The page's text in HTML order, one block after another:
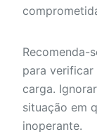
Recomenda-
para verificar
carga.
situação em
inoperante.